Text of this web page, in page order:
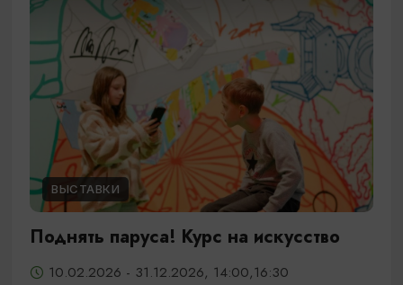
ВЫСТАВКИ
Поднять паруса! Курс на искусство
10.02.2026 - 31.12.2026, 14:00,16:30